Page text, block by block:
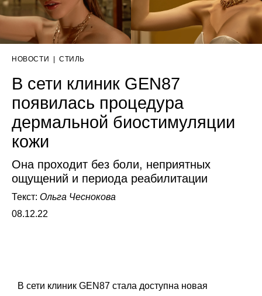
НОВОСТИ СТИЛЬ
В сети клиник GEN87
появилась процедура
дермальной биостимуляции
кожи
Она проходит без боли, неприятных
ощущений и периода реабилитации
Текст: Ольга Чеснокова
08.12.22
В сети клиник GEN87 стала доступна новая